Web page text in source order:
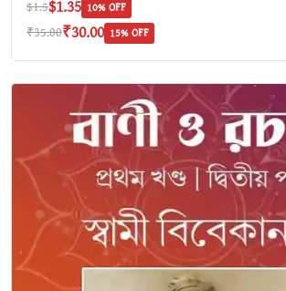
$1.5$1.35 10% OFF
₹35.00₹30.00 15% OFF